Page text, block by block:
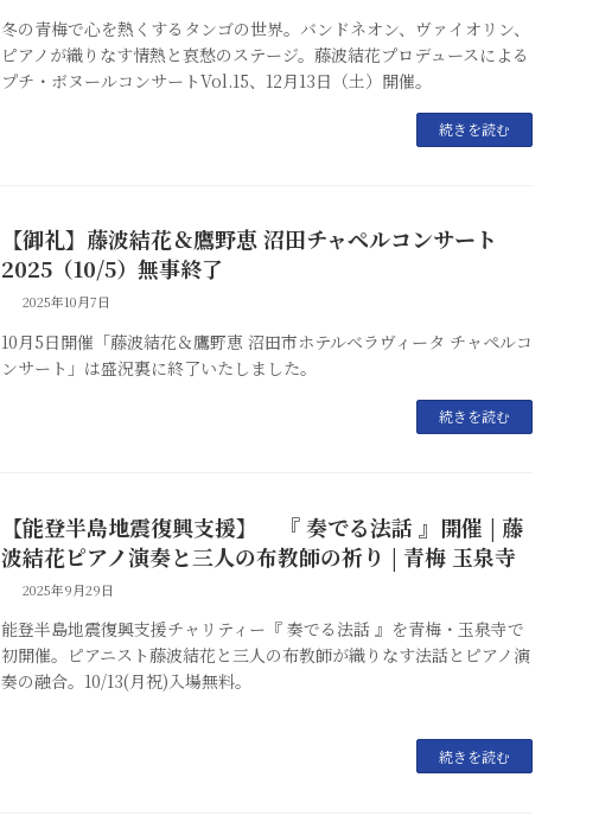
冬の青梅で心を熱くするタンゴの世界。バンドネオン、ヴァイオリン、
ピアノが織りなす情熱と哀愁のステージ。藤波結花プロデュースによる
プチ・ボヌールコンサートVol.15、12月13日（土）開催。
続きを読む
【御礼】藤波結花＆鷹野恵 沼田チャペルコンサート
2025（10/5）無事終了
2025年10月7日
10月5日開催「藤波結花＆鷹野恵 沼田市ホテルベラヴィータ チャペルコ
ンサート」は盛況裏に終了いたしました。
続きを読む
【能登半島地震復興支援】 『 奏でる法話 』開催 | 藤
波結花ピアノ演奏と三人の布教師の祈り | 青梅 玉泉寺
2025年9月29日
能登半島地震復興支援チャリティー『 奏でる法話 』を青梅・玉泉寺で
初開催。ピアニスト藤波結花と三人の布教師が織りなす法話とピアノ演
奏の融合。10/13(月祝)入場無料。
続きを読む